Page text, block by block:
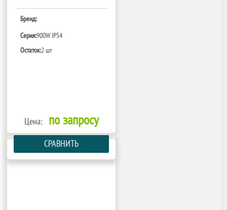
Бренд:
Серия:900W IP54
Остаток:2 шт
Цена: по запросу
СРАВНИТЬ